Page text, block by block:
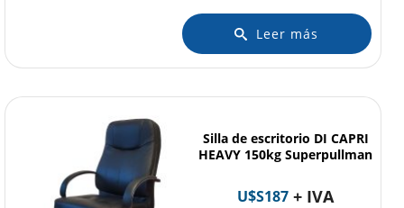
Leer más
Silla de escritorio DI CAPRI
HEAVY 150kg Superpullman
U$S187 + IVA